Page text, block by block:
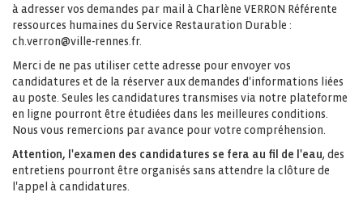
à adresser vos demandes par mail à Charlène VERRON Référente
ressources humaines du Service Restauration Durable :
ch.verron@ville-rennes.fr.
Merci de ne pas utiliser cette adresse pour envoyer vos
candidatures et de la réserver aux demandes d'informations liées
au poste. Seules les candidatures transmises via notre plateforme
en ligne pourront être étudiées dans les meilleures conditions.
Nous vous remercions par avance pour votre compréhension.
Attention, l'examen des candidatures se fera au fil de l'eau, des
entretiens pourront être organisés sans attendre la clôture de
l'appel à candidatures.